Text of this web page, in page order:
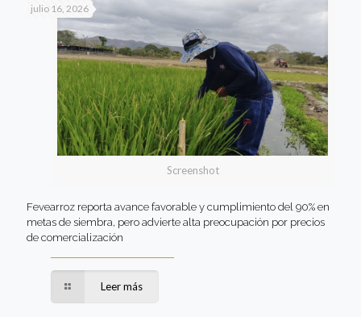
Screenshot
julio 16, 2026
Fevearroz reporta avance favorable y cumplimiento del 90% en
metas de siembra, pero advierte alta preocupación por precios
de comercialización
Leer más